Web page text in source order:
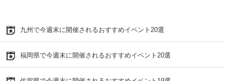
九州で今週末に開催されるおすすめイベント20選
福岡県で今週末に開催されるおすすめイベント20選